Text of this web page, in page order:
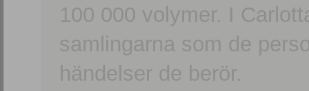
100 000 volymer. I
samlingarna som de
händelser de berör.